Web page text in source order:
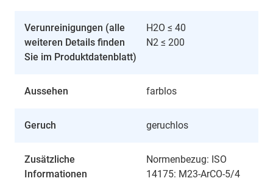
Verunreinigungen (alle
weiteren Details finden
Sie im Produktdatenblatt)
H2O ≤ 40
N2 ≤ 200
Aussehen farblos
Geruch geruchlos
Zusätzliche
Informationen
Normenbezug: ISO
14175: M23-ArCO-5/4